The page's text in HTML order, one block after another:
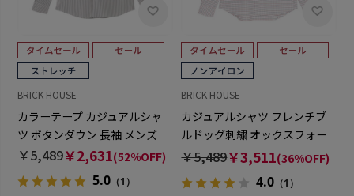
BRICK HOUSE
カラーテープ カジュアルシャ
ツ ボタンダウン 長袖 メンズ
￥5,489￥2,631(52%OFF)
5.0（1）
BRICK HOUSE
カジュアルシャツ フレンチブ
ルドッグ刺繍 オックスフォー
ドシャツ ボタンダウン 長袖 メ
￥5,489￥3,511(36%OFF)
4.0 （1）